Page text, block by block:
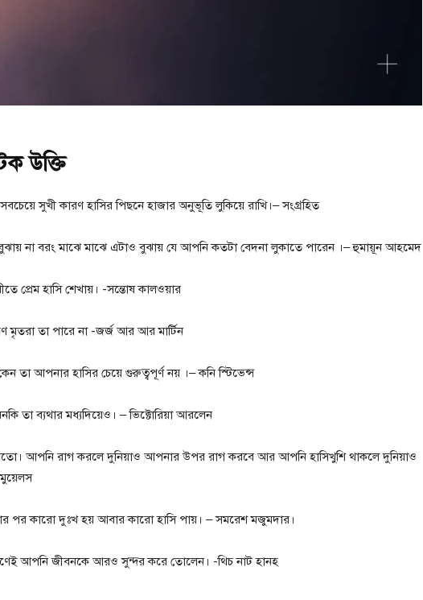
উক্তি
সুখী কারণ হাসির পিছনে হাজার অনুভূতি লুকিয়ে রাখি।– সংগ্রহিত
না বরং মাঝে মাঝে এটাও বুঝায় যে আপনি কতটা বেদনা লুকাতে পারেন ।– হুমায়ূন আহমেদ
প্রেম হাসি শেখায়। -সন্তোষ কালওয়ার
মৃতরা তা পারে না -জর্জ আর আর মার্টিন
তা আপনার হাসির চেয়ে গুরুত্বপূর্ণ নয় ।– কনি স্টিভেন্স
তা ব্যথার মধ্যদিয়েও। – ভিক্টোরিয়া আরলেন
আপনি রাগ করলে দুনিয়াও আপনার উপর রাগ করবে আর আপনি হাসিখুশি থাকলে দুনিয়াও
পর কারো দুঃখ হয় আবার কারো হাসি পায়। – সমরেশ মজুমদার।
আপনি জীবনকে আরও সুন্দর করে তোলেন। -থিচ নাট হানহ